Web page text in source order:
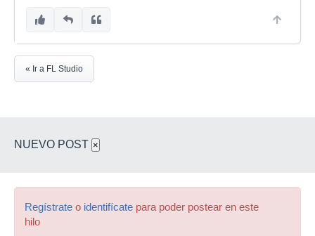
« Ir a FL Studio
NUEVO POST ×
Regístrate o identifícate para poder postear en este
hilo